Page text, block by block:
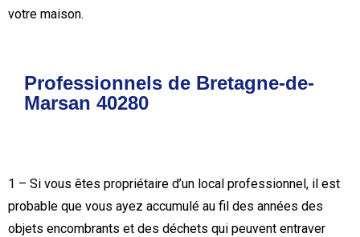
votre maison.
Professionnels de Bretagne-de-
Marsan 40280
1 – Si vous êtes propriétaire d’un local professionnel, il est
probable que vous ayez accumulé au fil des années des
objets encombrants et des déchets qui peuvent entraver